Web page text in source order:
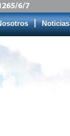
6/7
Noticias